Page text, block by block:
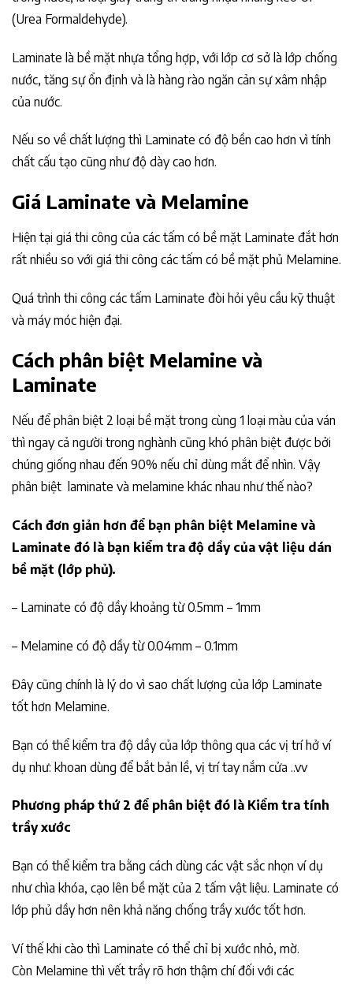
(Urea Formaldehyde).
Laminate là bề mặt nhựa tổng hợp, với lớp cơ sở là lớp chống
nước, tăng sự ổn định và là hàng rào ngăn cản sự xâm nhập
của nước.
Nếu so về chất lượng thì Laminate có độ bền cao hơn vì tính
chất cấu tạo cũng như độ dày cao hơn.
Giá Laminate và Melamine
Hiện tại giá thi công của các tấm có bề mặt Laminate đắt hơn
rất nhiều so với giá thi công các tấm có bề mặt phủ Melamine.
Quá trình thi công các tấm Laminate đòi hỏi yêu cầu kỹ thuật
và máy móc hiện đại.
Cách phân biệt Melamine và
Laminate
Nếu để phân biệt 2 loại bề mặt trong cùng 1 loại màu của ván
thì ngay cả người trong nghành cũng khó phân biệt được bởi
chúng giống nhau đến 90% nếu chỉ dùng mắt để nhìn. Vậy
phân biệt laminate và melamine khác nhau như thế nào?
Cách đơn giản hơn để bạn phân biệt Melamine và
Laminate đó là bạn kiểm tra độ dầy của vật liệu dán
bề mặt (lớp phủ).
– Laminate có độ dầy khoảng từ 0.5mm – 1mm
– Melamine có độ dầy từ 0.04mm – 0.1mm
Đây cũng chính là lý do vì sao chất lượng của lớp Laminate
tốt hơn Melamine.
Bạn có thể kiểm tra độ dầy của lớp thông qua các vị trí hở ví
dụ như: khoan dùng để bắt bản lề, vị trí tay nắm cửa ..vv
Phương pháp thứ 2 để phân biệt đó là Kiểm tra tính
trầy xước
Bạn có thể kiểm tra bằng cách dùng các vật sắc nhọn ví dụ
như chìa khóa, cạo lên bề mặt của 2 tấm vật liệu. Laminate có
lớp phủ dầy hơn nên khả năng chống trầy xước tốt hơn.
Ví thế khi cào thì Laminate có thể chỉ bị xước nhỏ, mờ.
Còn Melamine thì vết trầy rõ hơn thậm chí đối với các